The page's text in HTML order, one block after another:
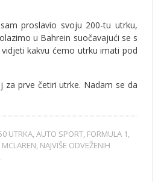
proslavio svoju 200-tu utrku,
u Bahrein suočavajući se s
kakvu ćemo utrku imati pod
prve četiri utrke. Nadam se da
UTRKA,AUTO SPORT, FORMULA 1,
MCLAREN, NAJVIŠE ODVEŽENIH